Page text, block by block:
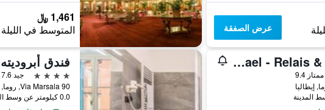
عرض الصفقة
1,461 ﷼
المتوسط في الليلة
Bio Hotel Raphael - Relais & Châteaux
ممتاز 9.4
فندق أبروديته
4 نجوم
جيد 7.6
Via Marsala 90, روما, إيطاليا
0.0 كيلومتر عن وسط المدينة